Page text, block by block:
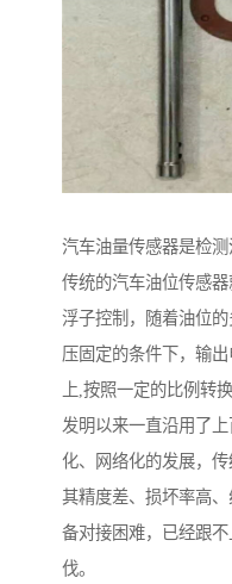
汽车油量传感器是检测
传统的汽车油位传感
浮子控制，随着油位
压固定的条件下，输
上,按照一定的比例转
发明以来一直沿用了
化、网络化的发展，传
其精度差、损坏率高
备对接困难，已经跟
伐。